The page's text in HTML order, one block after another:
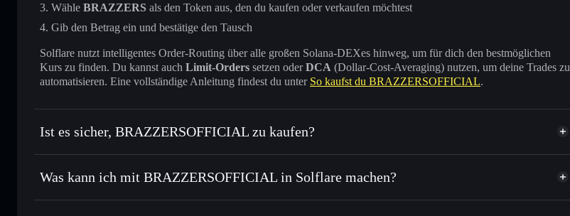
Wähle BRAZZERS als den Token aus, den du kaufen oder verkaufen möchtest
Gib den Betrag ein und bestätige den Tausch
Solflare nutzt intelligentes Order-Routing über alle großen Solana-DEXes hinweg, um für dich den bestmöglichen
Kurs zu finden. Du kannst auch Limit-Orders setzen oderDCA (Dollar-Cost-Averaging) nutzen, um deine Trades zu
automatisieren. Eine vollständige Anleitung findest du unter So kaufst du BRAZZERSOFFICIAL.
Ist es sicher, BRAZZERSOFFICIAL zu kaufen?
BRAZZERSOFFICIAL nicht verifiziert
Was kann ich mit BRAZZERSOFFICIAL in Solflare machen?
BRAZZERSOFFICIAL
Solflare-Wallet